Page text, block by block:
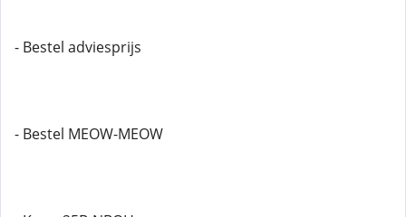
- Bestel adviesprijs
- Bestel MEOW-MEOW